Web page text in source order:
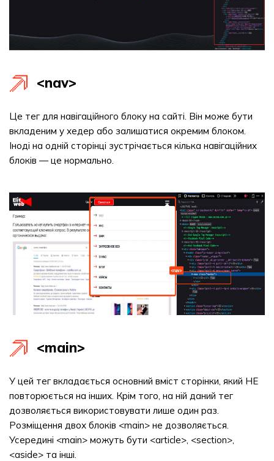
<nav>
Це тег для навігаційного блоку на сайті. Він може бути
вкладеним у хедер або залишатися окремим блоком.
Іноді на одній сторінці зустрічається кілька навігаційних
блоків — це нормально.
<main>
У цей тег вкладається основний вміст сторінки, який НЕ
повторюється на інших. Крім того, на ній даний тег
дозволяється використовувати лише один раз.
Розміщення двох блоків <main> не дозволяється.
Усередині <main> можуть бути <article>, <section>,
<aside> та інші.